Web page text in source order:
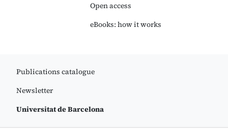
Open access
eBooks: how it works
Publications catalogue
Newsletter
Universitat de Barcelona